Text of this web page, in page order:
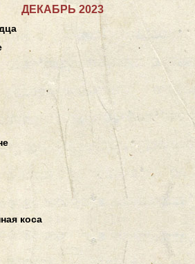
ДЕКАБРЬ 2023
коса